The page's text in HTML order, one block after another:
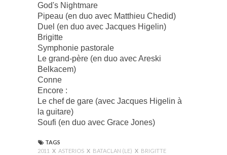
God's Nightmare
Pipeau (en duo avec Matthieu Chedid)
Duel (en duo avec Jacques Higelin)
Brigitte
Symphonie pastorale
Le grand-père (en duo avec Areski
Belkacem)
Conne
Encore :
Le chef de gare (avec Jacques Higelin à
la guitare)
Soufi (en duo avec Grace Jones)
TAGS
2011 X ASTERIOS X BATACLAN (LE) X BRIGITTE